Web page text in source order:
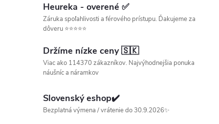
Heureka - overené ✅
Záruka spoľahlivosti a férového prístupu. Ďakujeme za
dôveru ⭐⭐⭐⭐⭐
Držíme nízke ceny 🇸🇰
Viac ako 114370 zákazníkov. Najvýhodnejšia ponuka
náušníc a náramkov
Slovenský eshop✔️
Bezplatná výmena / vrátenie do 30.9.2026✨